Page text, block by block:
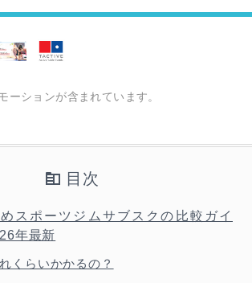
ーションが含まれています。
目次
スポーツジムサブスクの比較ガイ
年最新
くらいかかるの？